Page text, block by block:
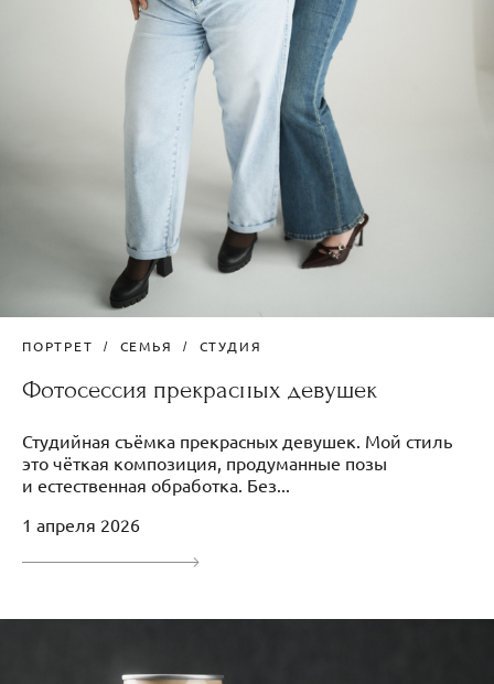
ПОРТРЕТ СЕМЬЯ СТУДИЯ
Фотосессия прекрасных девушек
Студийная съёмка прекрасных девушек. Мой стиль
это чёткая композиция, продуманные позы
и естественная обработка. Без...
1 апреля 2026